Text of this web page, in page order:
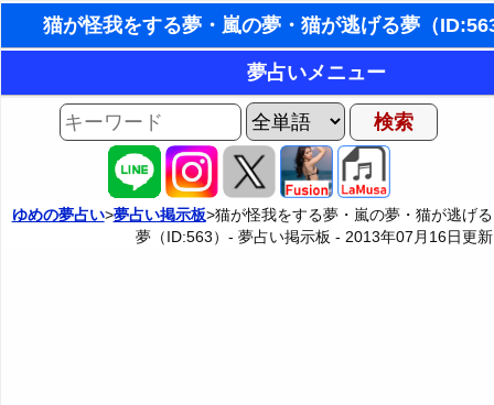
東洋・西洋占星術
ホラリー占星術
手相占いで未来診断
タロットカードで無料占い
命名の姓名判断
夢占いメニュー
AIゆめの夢占いチャット
夢占い掲示板
夢占い掲示板の使用ルール
カテゴリー別夢占い
ゆめの夢占い>夢占い掲示板>猫が怪我をする夢・嵐の夢・猫が逃げる
夢（ID:563）- 夢占い掲示板 - 2013年07月16日更新